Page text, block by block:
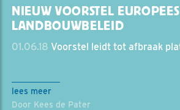
NIEUW VOORSTEL EUROPEES
LANDBOUWBELEID
01.06.18 Voorstel leidt tot afbraak
lees meer
Door Kees de Pater